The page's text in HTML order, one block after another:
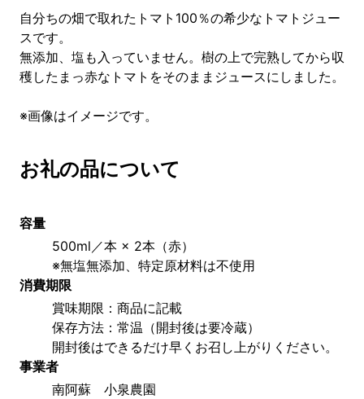
自分ちの畑で取れたトマト100％の希少なトマトジュー
スです。
無添加、塩も入っていません。樹の上で完熟してから収
穫したまっ赤なトマトをそのままジュースにしました。
※画像はイメージです。
お礼の品について
容量
500ml／本 × 2本（赤）
※無塩無添加、特定原材料は不使用
消費期限
賞味期限：商品に記載
保存方法：常温（開封後は要冷蔵）
開封後はできるだけ早くお召し上がりください。
事業者
南阿蘇　小泉農園